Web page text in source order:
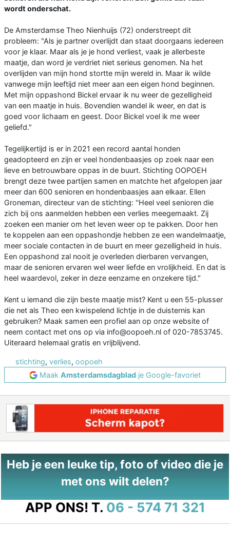
wordt onderschat.
De Amsterdamse Theo Nienhuijs (72) onderstreept dit
probleem: "Als je partner overlijdt dan staat doorgaans iedereen
voor je klaar. Maar als je je hond verliest, vaak je allerbeste
maatje, dan word je verdriet niet serieus genomen. Na het
overlijden van mijn hond stortte mijn wereld in. Maar ik wilde
vanwege mijn leeftijd niet meer aan een eigen hond beginnen.
Met mijn oppashond Bickel ervaar ik nu weer de gezelligheid
van een maatje in huis. Bovendien wandel ik weer, en dat is
goed voor lichaam en geest. Door Bickel voel ik me weer
geliefd."
Tegelijkertijd is er in 2021 een record aantal honden
geadopteerd en zijn er veel hondenbaasjes op zoek naar een
lieve en betrouwbare oppas in de buurt. Stichting OOPOEH
brengt deze twee partijen samen en matchte het afgelopen jaar
meer dan 600 senioren en hondenbaasjes aan elkaar. Ellen
Groneman, directeur van de stichting: ''Heel veel senioren die
zich bij ons aanmelden hebben een verlies meegemaakt. Zij
zoeken een manier om het leven weer op te pakken. Door hen
te koppelen aan een oppashondje hebben ze een wandelmaatje,
meer sociale contacten in de buurt en meer gezelligheid in huis.
Een oppashond zal nooit je overleden dierbaren vervangen,
maar de senioren ervaren wel weer liefde en vrolijkheid. En dat is
heel waardevol, zeker in deze eenzame en onzekere tijd."
Kent u iemand die zijn beste maatje mist? Kent u een 55-plusser
die net als Theo een kwispelend lichtje in de duisternis kan
gebruiken? Maak samen een profiel aan op onze website of
neem contact met ons op via info@oopoeh.nl of 020-7853745.
Uiteraard helemaal gratis en vrijblijvend.
stichting, verlies, oopoeh
Maak Amsterdamsdagblad je Google-favoriet
Heb je een leuke tip, foto of video die je
met ons wilt delen?
APP ONS! T. 06 - 574 71 321